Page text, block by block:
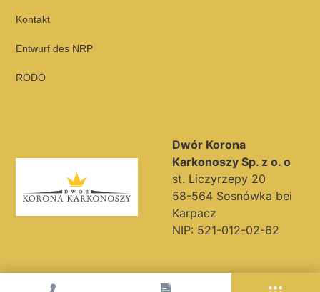
Kontakt
Entwurf des NRP
RODO
Dwór Korona
Karkonoszy Sp. z o. o
st. Liczyrzepy 20
58-564 Sosnówka bei
Karpacz
NIP: 521-012-02-62